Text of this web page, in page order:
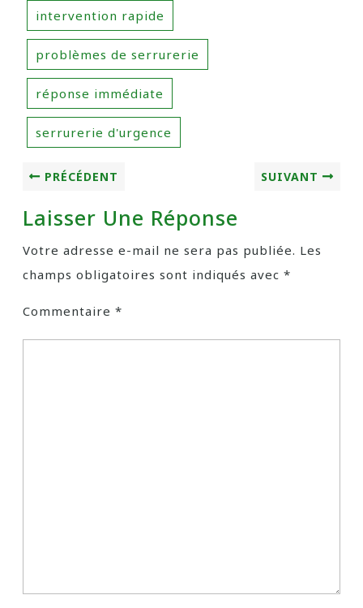
intervention rapide
problèmes de serrurerie
réponse immédiate
serrurerie d'urgence
PRÉCÉDENT SUIVANT
Laisser Une Réponse
Votre adresse e-mail ne sera pas publiée. Les
champs obligatoires sont indiqués avec *
Commentaire *